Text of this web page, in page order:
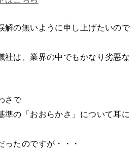
解の無いように申し上げたいので
社は、業界の中でもかなり劣悪な
さで
準の「おおらかさ」について耳に
ったのですが・・・